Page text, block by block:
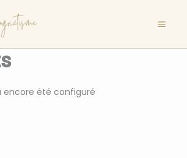
encore été configuré